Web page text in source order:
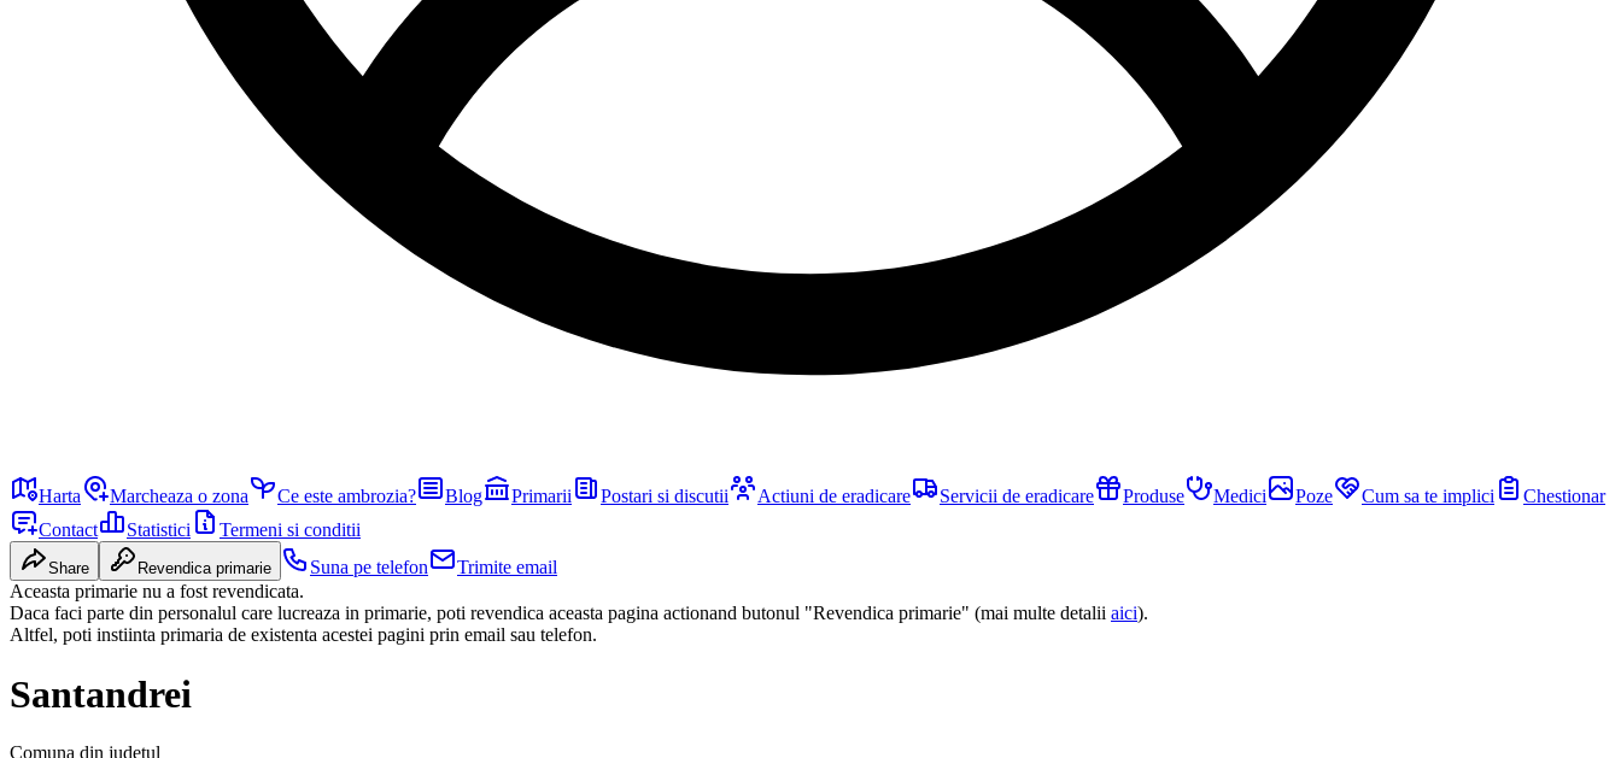
Harta Marcheaza o zona Ce este ambrozia? Blog Primarii Postari si discutii Actiuni de eradicare Servicii de eradicare Produse Medici Poze Cum sa te implici
Chestionar
Contact
Statistici Termeni si conditii
Share Revendica primarie Suna pe telefon
Trimite email
Aceasta primarie nu a fost revendicata.
Daca faci parte din personalul care lucreaza in primarie, poti revendica aceasta pagina actionand butonul "Revendica primarie" (mai multe detalii aici).
Altfel, poti instiinta primaria de existenta acestei pagini prin email sau telefon.
Santandrei
Comuna din judetul